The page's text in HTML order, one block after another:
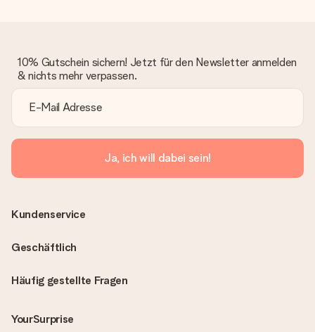
10% Gutschein sichern! Jetzt für den Newsletter anmelden
& nichts mehr verpassen.
Ja, ich will dabei sein!
Häufig gestellte Fragen
YourSurprise
Kundenservice
Geschäftlich